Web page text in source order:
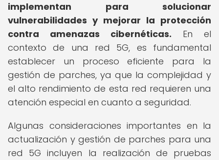
implementan para solucionar
vulnerabilidades y mejorar la protección
contra amenazas cibernéticas. En el
contexto de una red 5G, es fundamental
establecer un proceso eficiente para la
gestión de parches, ya que la complejidad y
el alto rendimiento de esta red requieren una
atención especial en cuanto a seguridad.
Algunas consideraciones importantes en la
actualización y gestión de parches para una
red 5G incluyen la realización de pruebas